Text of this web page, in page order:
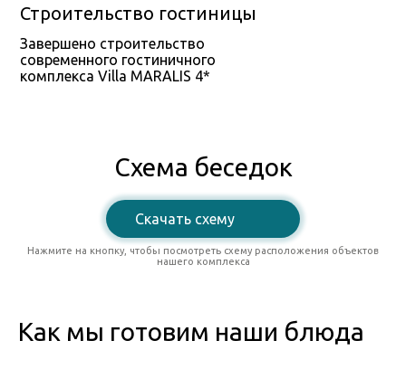
Строительство гостиницы
Завершено строительство
современного гостиничного
комплекса Villa MARALIS 4*
Схема беседок
Скачать схему
Нажмите на кнопку, чтобы посмотреть схему расположения объектов
нашего комплекса
Как мы готовим наши блюда